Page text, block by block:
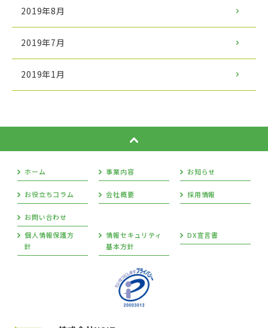
2019年8月
2019年7月
2019年1月
ホーム 事業内容 お知らせ
お役立ちコラム 会社概要 採用情報
お問い合わせ
個人情報保護方
針
情報セキュリティ
基本方針
DX宣言書